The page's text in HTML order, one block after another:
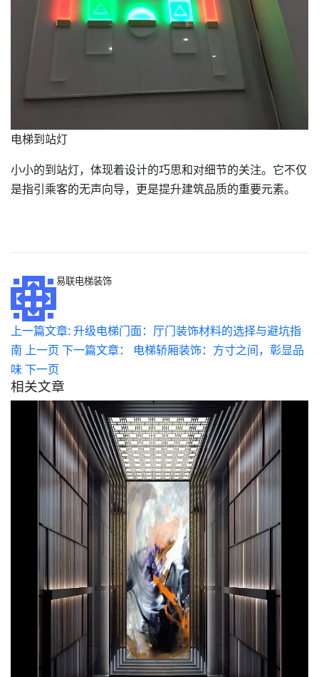
电梯到站灯
小小的到站灯，体现着设计的巧思和对细节的关注。它不仅
是指引乘客的无声向导，更是提升建筑品质的重要元素。
易联电梯装饰
上一篇文章: 升级电梯门面：厅门装饰材料的选择与避坑指
南
上一页 下一篇文章： 电梯轿厢装饰：方寸之间，彰显品
味 下一页
相关文章